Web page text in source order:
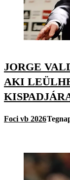
JORGE
AKI
Foci vb 2026